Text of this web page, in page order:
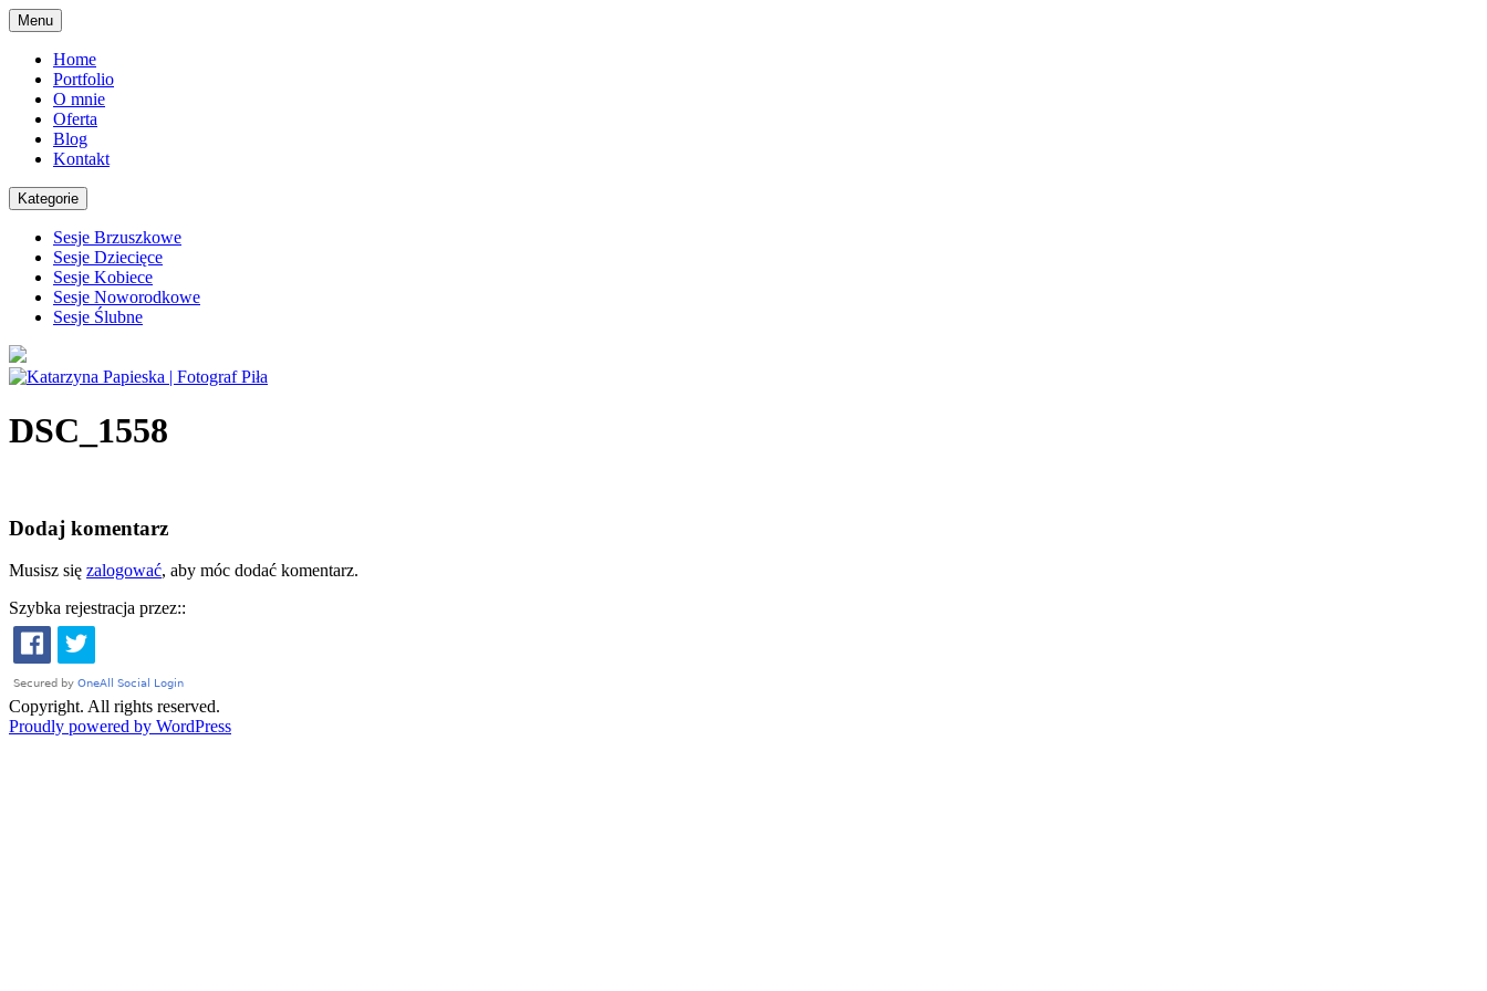
Skip
to
content
Menu
Home
Portfolio
O mnie
Oferta
Blog
Kontakt
Kategorie
Sesje Brzuszkowe
Sesje Dziecięce
Sesje Kobiece
Sesje Noworodkowe
Sesje Ślubne
DSC_1558
Dodaj komentarz
Musisz się zalogować, aby móc dodać komentarz.
Szybka rejestracja przez::
Copyright. All rights reserved.
Proudly powered by WordPress